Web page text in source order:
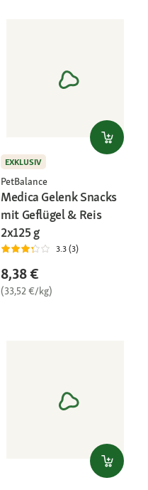
EXKLUSIV
PetBalance
Medica Gelenk Snacks
mit Geflügel & Reis
2x125 g
3.3 (3)
8,38 €
(33,52 €/kg)